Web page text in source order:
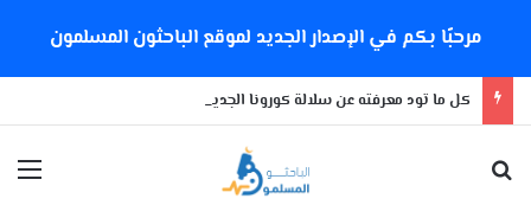
مرحبًا بكم في الإصدار الجديد لموقع الباحثون المسلمون
كل ما تود معرفته عن سلالة كورونا الجديدة